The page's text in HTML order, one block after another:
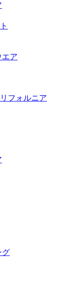
エア
フォルニア
グ